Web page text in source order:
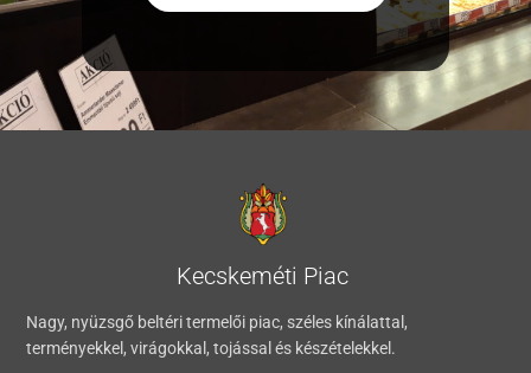
Kecskeméti Piac
Nagy, nyüzsgő beltéri termelői piac, széles kínálattal,
terményekkel, virágokkal, tojással és készételekkel.